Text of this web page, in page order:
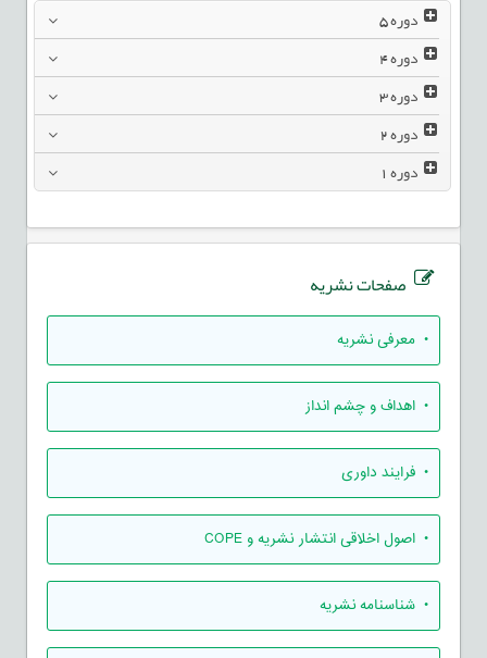
دوره5
دوره4
دوره3
دوره2
دوره1
صفحات نشریه
• معرفی نشریه
• اهداف و چشم انداز
• فرایند داوری
• اصول اخلاقی انتشار نشریه و COPE
• شناسنامه نشریه